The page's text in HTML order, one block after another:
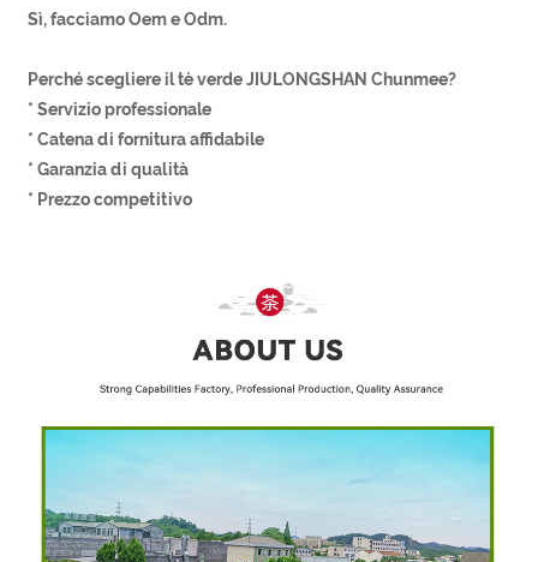
Sì, facciamo Oem e Odm.
Perché scegliere il tè verde JIULONGSHAN Chunmee?
* Servizio professionale
* Catena di fornitura affidabile
* Garanzia di qualità
* Prezzo competitivo